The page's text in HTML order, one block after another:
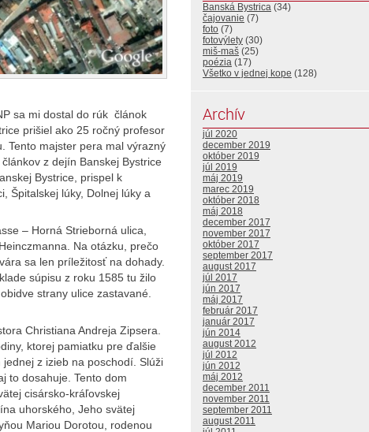
sa mi dostal do rúk článok
prišiel ako 25 ročný profesor
Tento majster pera mal výrazný
z dejín Banskej Bystrice
Bystrice, prispel k
Špitalskej lúky, Dolnej lúky a
– Horná Strieborná ulica,
Na otázku, prečo
sa len príležitosť na dohady.
súpisu z roku 1585 tu žilo
strany ulice zastavané.
Christiana Andreja Zipsera.
ktorej pamiatku pre ďalšie
z izieb na poschodí. Slúži
to dosahuje. Tento dom
cisársko-kráľovskej
uhorského, Jeho svätej
Mariou Dorotou, rodenou
Banská Bystrica (34)
čajovanie (7)
foto (7)
fotovýlety (30)
miš-maš (25)
poézia (17)
Všetko v jednej kope (128)
Archív
júl 2020
december 2019
október 2019
júl 2019
máj 2019
marec 2019
október 2018
máj 2018
december 2017
november 2017
október 2017
september 2017
august 2017
júl 2017
jún 2017
máj 2017
február 2017
január 2017
jún 2014
august 2012
júl 2012
jún 2012
máj 2012
december 2011
november 2011
september 2011
august 2011